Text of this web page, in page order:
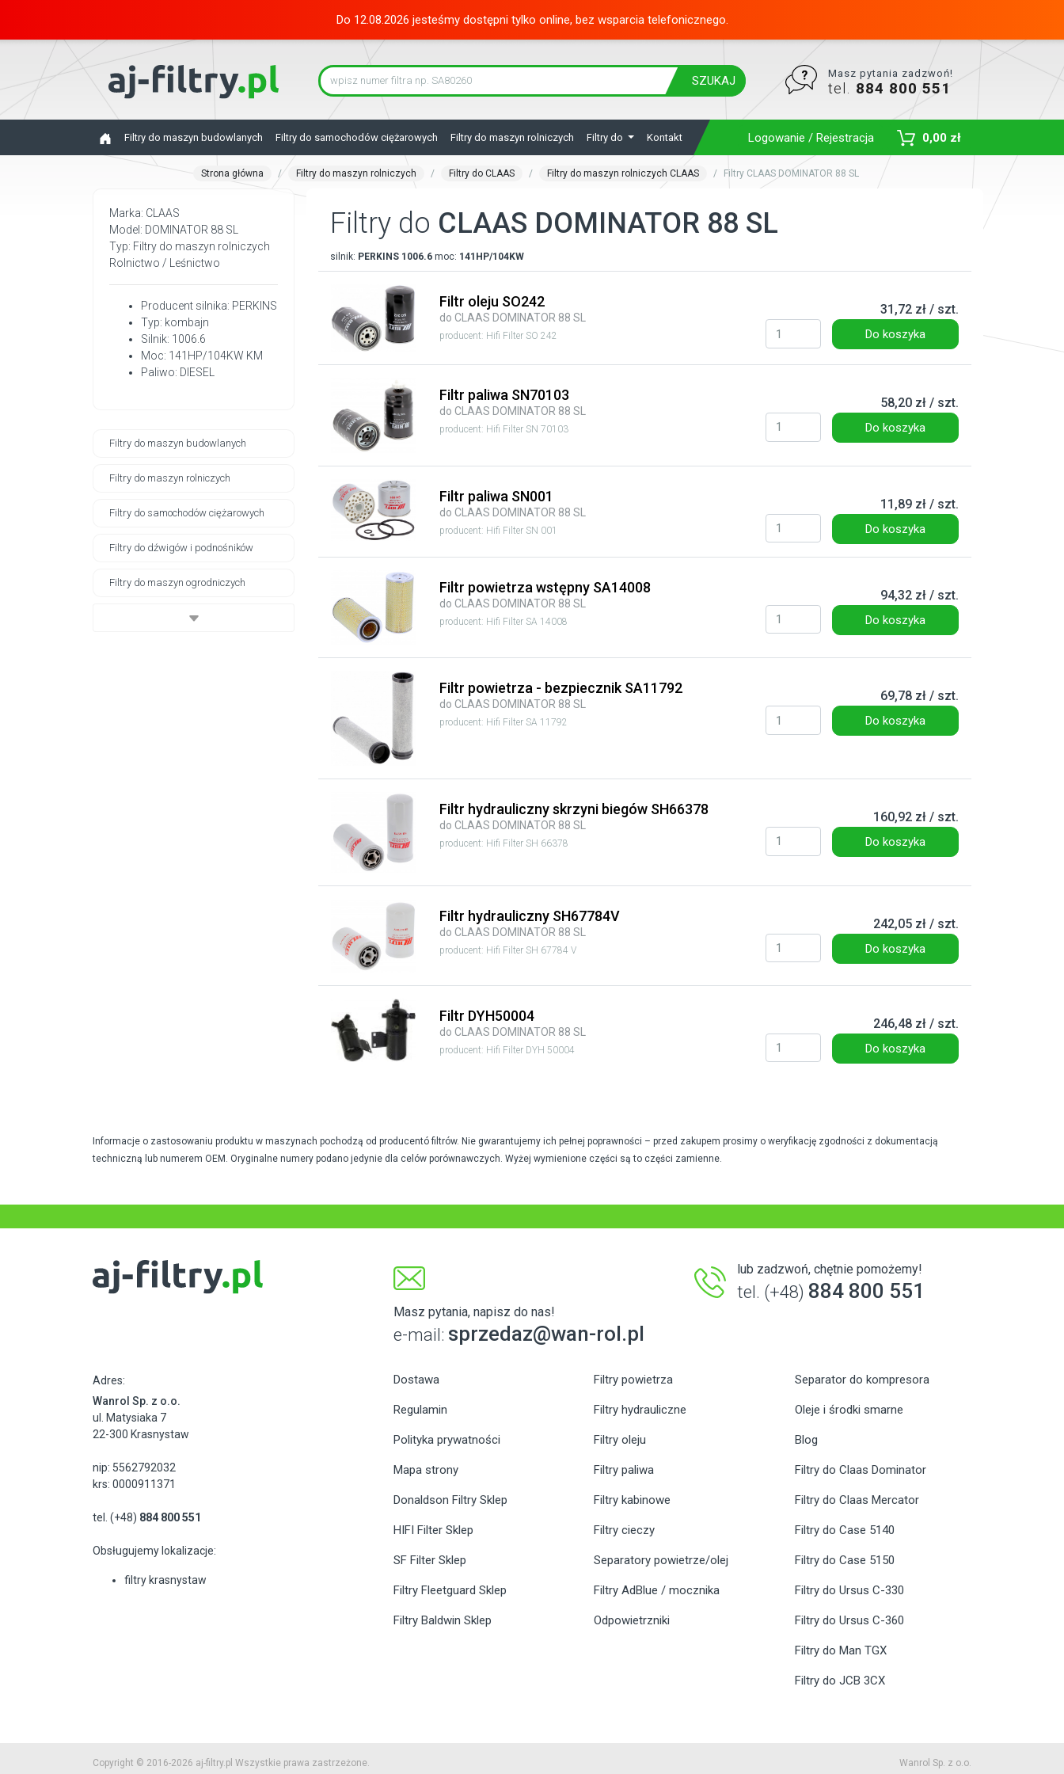
Do 12.08.2026 jesteśmy dostępni tylko online, bez wsparcia telefonicznego.
SZUKAJ
Masz pytania zadzwoń!
tel. 884 800 551
Filtry do maszyn budowlanych Filtry do samochodów ciężarowych Filtry do maszyn rolniczych Filtry do Kontakt Logowanie / Rejestracja 0,00 zł
Strona główna Filtry do maszyn rolniczych Filtry do CLAAS Filtry do maszyn rolniczych CLAAS Filtry CLAAS DOMINATOR 88 SL
Marka: CLAAS
Model: DOMINATOR 88 SL
Typ: Filtry do maszyn rolniczych
Rolnictwo / Leśnictwo
Producent silnika: PERKINS
Typ: kombajn
Silnik: 1006.6
Moc: 141HP/104KW KM
Paliwo: DIESEL
Filtry do maszyn budowlanych
Filtry do maszyn rolniczych
Filtry do samochodów ciężarowych
Filtry do dźwigów i podnośników
Filtry do maszyn ogrodniczych
Filtry do CLAAS DOMINATOR 88 SL
silnik: PERKINS 1006.6 moc: 141HP/104KW
Filtr oleju SO242
do CLAAS DOMINATOR 88 SL
producent: Hifi Filter SO 242
31,72 zł / szt.
Do koszyka
Filtr paliwa SN70103
do CLAAS DOMINATOR 88 SL
producent: Hifi Filter SN 70103
58,20 zł / szt.
Do koszyka
Filtr paliwa SN001
do CLAAS DOMINATOR 88 SL
producent: Hifi Filter SN 001
11,89 zł / szt.
Do koszyka
Filtr powietrza wstępny SA14008
do CLAAS DOMINATOR 88 SL
producent: Hifi Filter SA 14008
94,32 zł / szt.
Do koszyka
Filtr powietrza - bezpiecznik SA11792
do CLAAS DOMINATOR 88 SL
producent: Hifi Filter SA 11792
69,78 zł / szt.
Do koszyka
Filtr hydrauliczny skrzyni biegów SH66378
do CLAAS DOMINATOR 88 SL
producent: Hifi Filter SH 66378
160,92 zł / szt.
Do koszyka
Filtr hydrauliczny SH67784V
do CLAAS DOMINATOR 88 SL
producent: Hifi Filter SH 67784 V
242,05 zł / szt.
Do koszyka
Filtr DYH50004
do CLAAS DOMINATOR 88 SL
producent: Hifi Filter DYH 50004
246,48 zł / szt.
Do koszyka
Informacje o zastosowaniu produktu w maszynach pochodzą od producentó filtrów. Nie gwarantujemy ich pełnej poprawności – przed zakupem prosimy o weryfikację zgodności z dokumentacją
techniczną lub numerem OEM. Oryginalne numery podano jedynie dla celów porównawczych. Wyżej wymienione części są to części zamienne.
Masz pytania, napisz do nas!
e-mail: sprzedaz@wan-rol.pl
lub zadzwoń, chętnie pomożemy!
tel. (+48) 884 800 551
Adres:
Wanrol Sp. z o.o.
ul. Matysiaka 7
22-300 Krasnystaw
nip: 5562792032
krs: 0000911371
tel. (+48) 884 800 551
Obsługujemy lokalizacje:
filtry krasnystaw
Dostawa
Regulamin
Polityka prywatności
Mapa strony
Donaldson Filtry Sklep
HIFI Filter Sklep
SF Filter Sklep
Filtry Fleetguard Sklep
Filtry Baldwin Sklep
Filtry powietrza
Filtry hydrauliczne
Filtry oleju
Filtry paliwa
Filtry kabinowe
Filtry cieczy
Separatory powietrze/olej
Filtry AdBlue / mocznika
Odpowietrzniki
Separator do kompresora
Oleje i środki smarne
Blog
Filtry do Claas Dominator
Filtry do Claas Mercator
Filtry do Case 5140
Filtry do Case 5150
Filtry do Ursus C-330
Filtry do Ursus C-360
Filtry do Man TGX
Filtry do JCB 3CX
Copyright © 2016-2026 aj-filtry.pl Wszystkie prawa zastrzeżone. Wanrol Sp. z o.o.